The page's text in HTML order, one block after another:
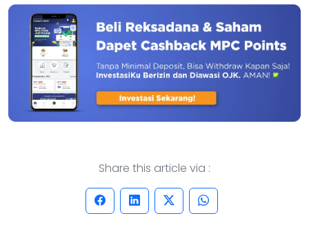
Share this article via :